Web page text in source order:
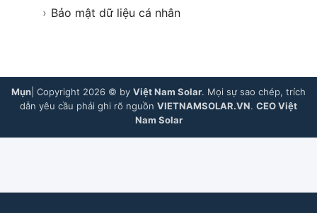
› Bảo mật dữ liệu cá nhân
Mụn | Copyright 2026 © by Việt Nam Solar. Mọi sự sao chép, trích
dẫn yêu cầu phải ghi rõ nguồn VIETNAMSOLAR.VN. CEO Việt
Nam Solar